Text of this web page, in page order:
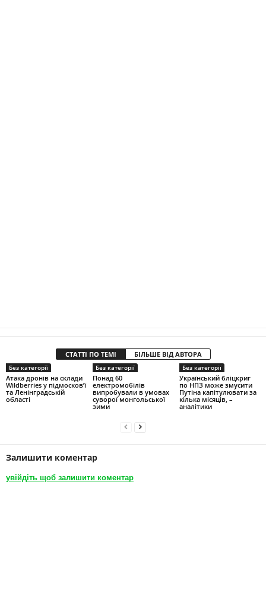
СТАТТІ ПО ТЕМІ БІЛЬШЕ ВІД АВТОРА
Без категорії
Атака дронів на склади
Wildberries у підмосков’ї
та Ленінградській
області
Без категорії
Понад 60
електромобілів
випробували в умовах
суворої монгольської
зими
Без категорії
Український бліцкриг
по НПЗ може змусити
Путіна капітулювати за
кілька місяців, –
аналітики
Залишити коментар
увійдіть щоб залишити коментар